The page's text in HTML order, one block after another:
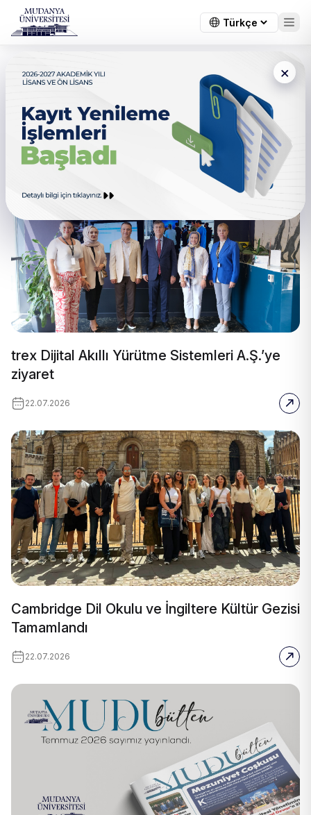
×
Lisansüstü Eğitim
Enstitüsünden Haberler
Tümü Gündem Genel Duyuru Öğrenci
trex Dijital Akıllı Yürütme Sistemleri A.Ş.’ye
ziyaret
22.07.2026
Cambridge Dil Okulu ve İngiltere Kültür Gezisi
Tamamlandı
22.07.2026